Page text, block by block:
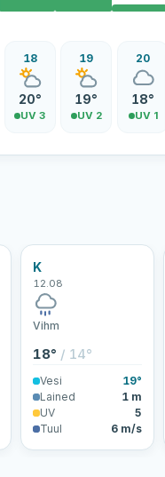
18
20°
UV 3
19
19°
UV 2
20
18°
UV 1
K
12.08
Vihm
18° / 14°
Vesi
19°
Lained
1 m
UV
5
Tuul
6 m/s